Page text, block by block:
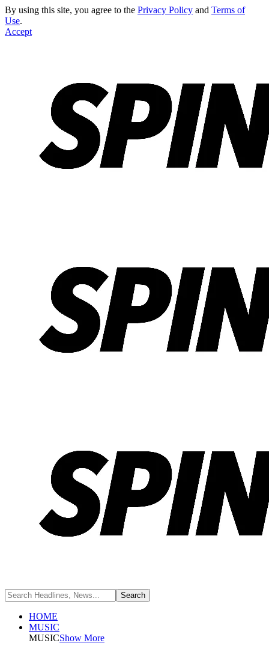
By using this site, you agree to the Privacy Policy and Terms of
Use.
Accept
HOME
MUSIC
MUSICShow More